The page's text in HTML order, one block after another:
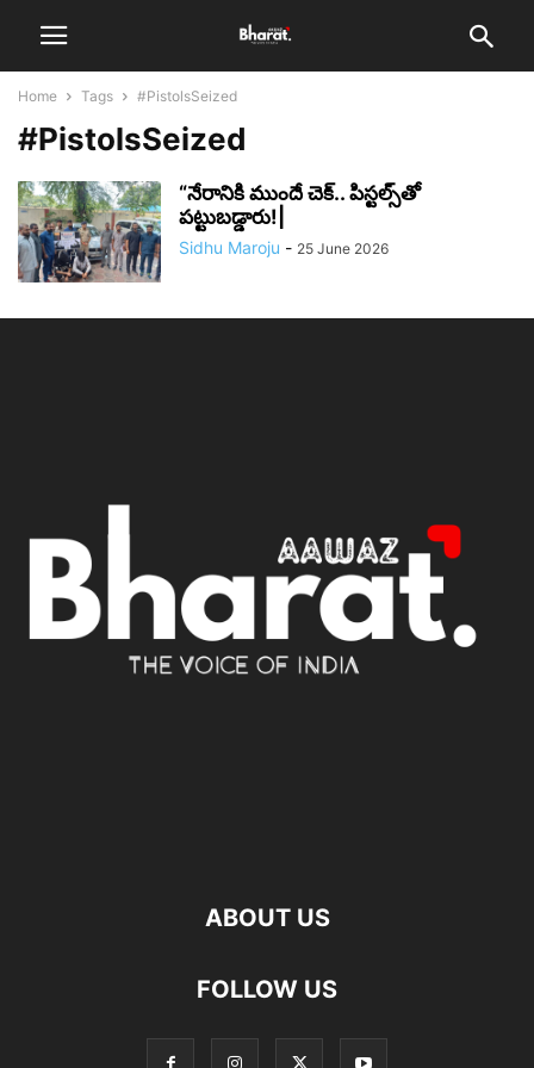
Home Tags #PistolsSeized
#PistolsSeized
“నేరానికి ముందే చెక్.. పిస్టల్స్‌తో
పట్టుబడ్డారు!|
Sidhu Maroju - 25 June 2026
ABOUT US
FOLLOW US